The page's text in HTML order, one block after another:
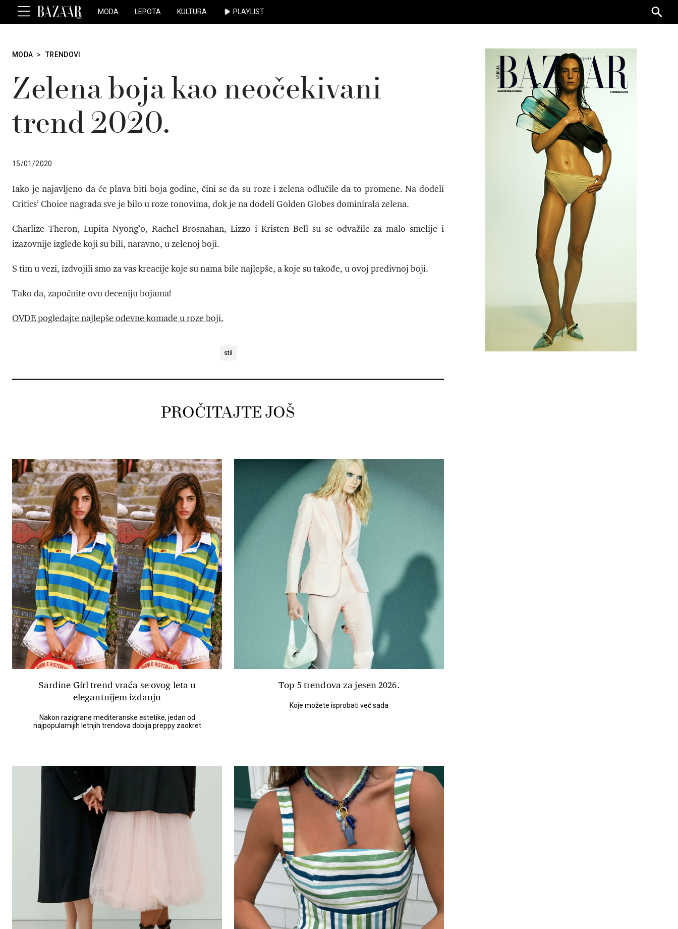
MODA LEPOTA KULTURA PLAYLIST
for:
MODA > TRENDOVI
Zelena boja kao neočekivani
trend 2020.
15/01/2020
Iako je najavljeno da će plava biti boja godine, čini se da su roze i zelena odlučile da to promene. Na dodeli
Critics’ Choice nagrada sve je bilo u roze tonovima, dok je na dodeli Golden Globes dominirala zelena.
Charlize Theron, Lupita Nyong’o, Rachel Brosnahan, Lizzo i Kristen Bell su se odvažile za malo smelije i
izazovnije izglede koji su bili, naravno, u zelenoj boji.
S tim u vezi, izdvojili smo za vas kreacije koje su nama bile najlepše, a koje su takođe, u ovoj predivnoj boji.
Tako da, započnite ovu deceniju bojama!
OVDE pogledajte najlepše odevne komade u roze boji.
stil
PROČITAJTE JOŠ
Sardine Girl trend vraća se ovog leta u
elegantnijem izdanju
Nakon razigrane mediteranske estetike, jedan od
najpopularnijih letnjih trendova dobija preppy zaokret
Top 5 trendova za jesen 2026.
Koje možete isprobati već sada